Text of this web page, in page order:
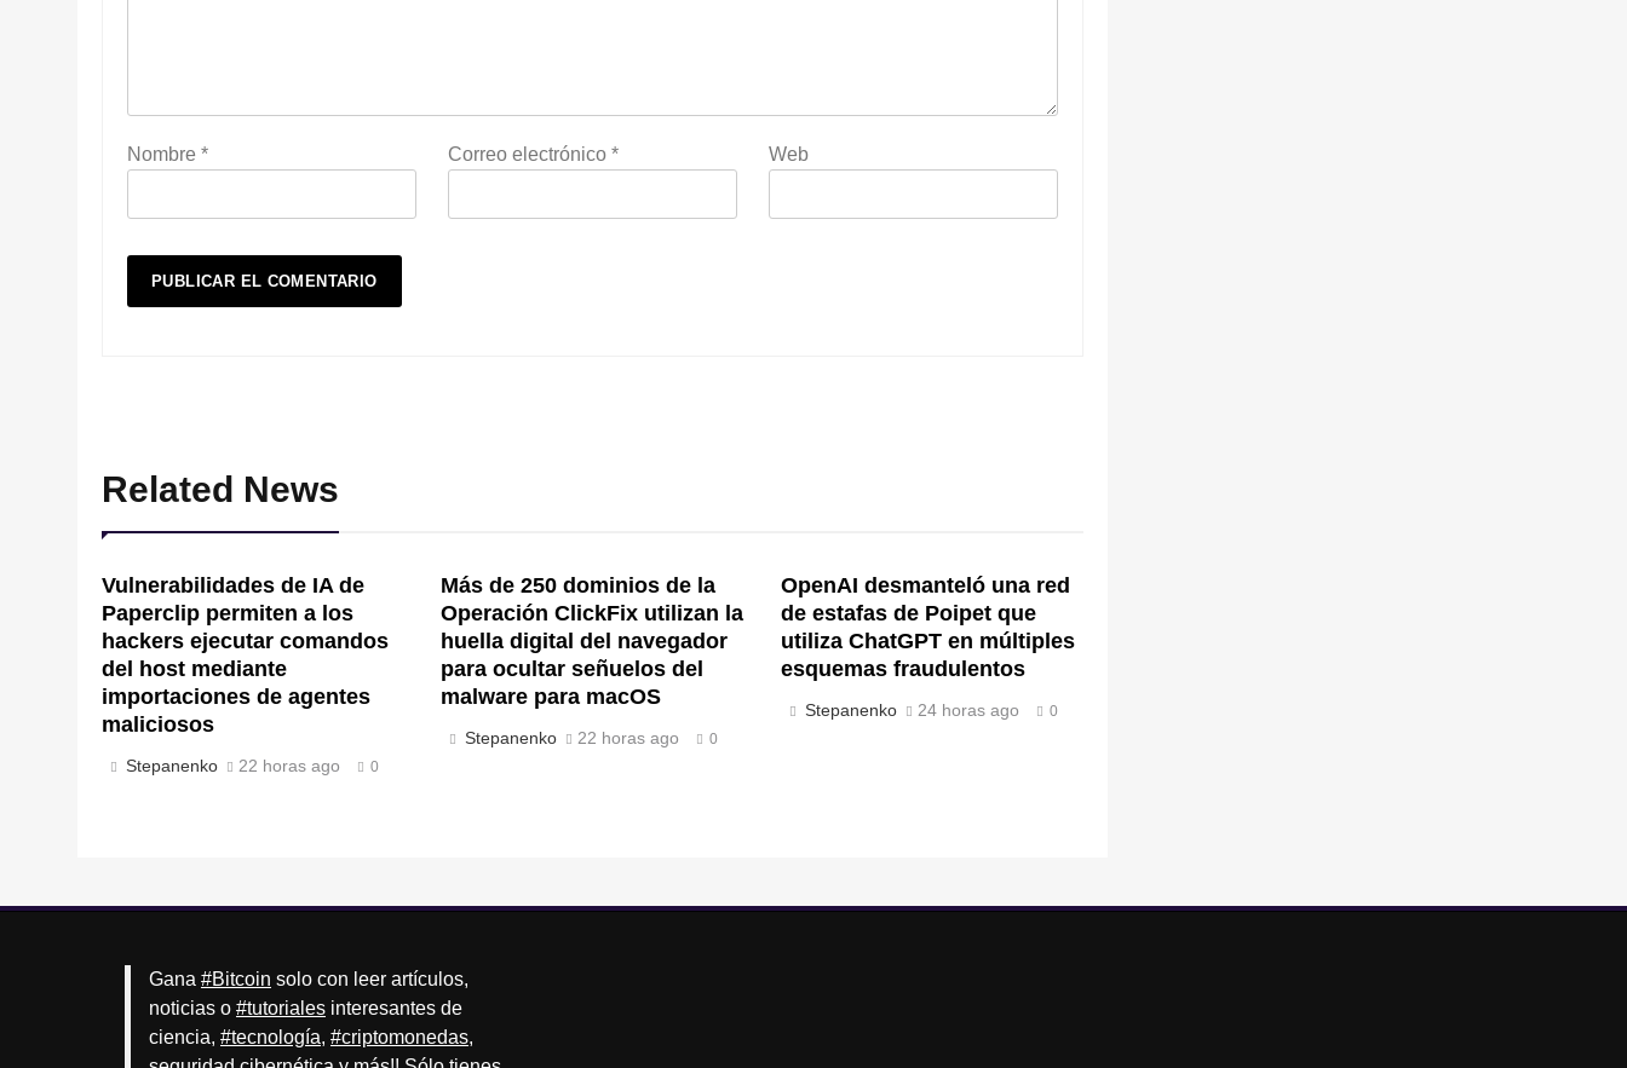
Nombre * Correo electrónico* Web
Related News
Vulnerabilidades de IA de
Paperclip permiten a los
hackers ejecutar comandos
del host mediante
importaciones de agentes
maliciosos
Stepanenko 22 horas ago 0
Más de 250 dominios de la
Operación ClickFix utilizan la
huella digital del navegador
para ocultar señuelos del
malware para macOS
Stepanenko 22 horas ago 0
OpenAI desmanteló una red
de estafas de Poipet que
utiliza ChatGPT en múltiples
esquemas fraudulentos
Stepanenko 24 horas ago 0
Gana #Bitcoin solo con leer artículos,
noticias o #tutoriales interesantes de
ciencia, #tecnología, #criptomonedas,